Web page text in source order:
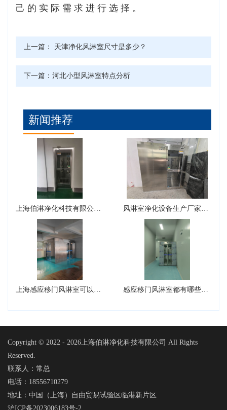
己的实际需求进行选择。
上一篇： 天津净化风淋室尺寸是多少？
下一篇： 河北小型风淋室特点分析
新闻推荐
上海伯淋净化科技有限公司风淋室型号有哪些？ 风淋室净化设备生产厂家可以生产转角风淋室吗？
上海感应移门风淋室可以设计成L型吗? 感应移门风淋室都有哪些核心的组件
Copyright © 2022 - 2026上海伯淋净化科技有限公司 All Rights
Reserved.
联系人：常总
电话：18556710279
地址：中国（上海）自由贸易试验区临港新片区
沪ICP备2023006183号-2